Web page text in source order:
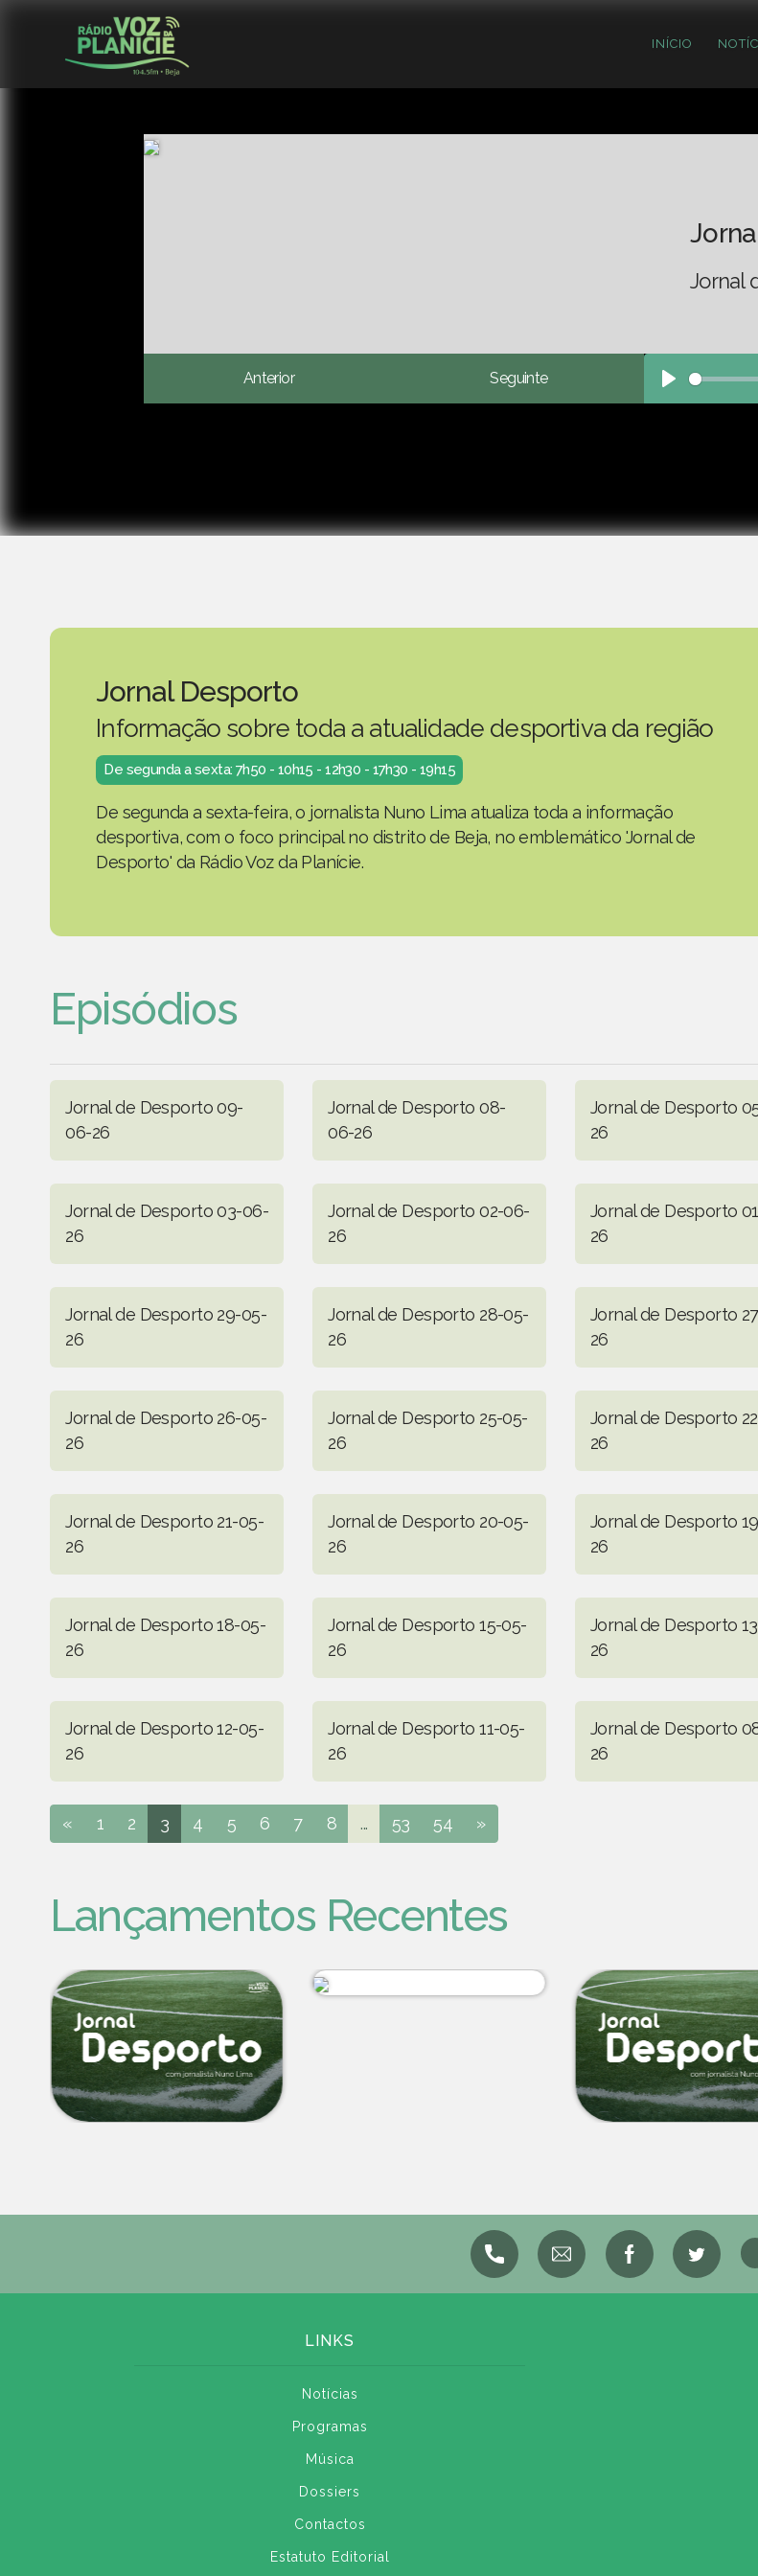
INÍCIO
Jornal
Anterior Seguinte
Play
Jornal Desporto
Informação sobre toda a atualidade desportiva da região
De segunda a sexta: 7h50 - 10h15 - 12h30 - 17h30 - 19h15
De segunda a sexta-feira, o jornalista Nuno Lima atualiza toda a informação
desportiva, com o foco principal no distrito de Beja, no emblemático 'Jornal de
Desporto' da Rádio Voz da Planície.
Episódios
Jornal de Desporto 09-
06-26
Jornal de Desporto 08-
06-26
Jornal de Desporto
26
Jornal de Desporto 03-06-
26
Jornal de Desporto 02-06-
26
Jornal de Desporto
26
Jornal de Desporto 29-05-
26
Jornal de Desporto 28-05-
26
Jornal de Desporto
26
Jornal de Desporto 26-05-
26
Jornal de Desporto 25-05-
26
Jornal de Desporto
26
Jornal de Desporto 21-05-
26
Jornal de Desporto 20-05-
26
Jornal de Desporto
26
Jornal de Desporto 18-05-
26
Jornal de Desporto 15-05-
26
Jornal de Desporto
26
Jornal de Desporto 12-05-
26
Jornal de Desporto 11-05-
26
Jornal de Desporto
26
« 1 2 3 4 5 6 7 8 ... 53 54 »
Lançamentos Recentes
LINKS
Notícias
Programas
Música
Dossiers
Contactos
Estatuto Editorial